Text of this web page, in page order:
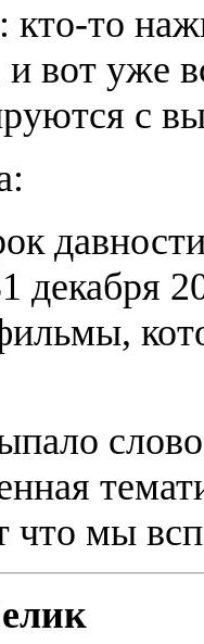
то
вот уже
с
декабря
что мы